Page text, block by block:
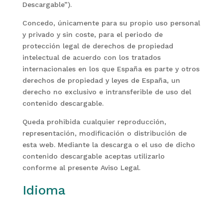
Descargable”).
Concedo, únicamente para su propio uso personal
y privado y sin coste, para el periodo de
protección legal de derechos de propiedad
intelectual de acuerdo con los tratados
internacionales en los que España es parte y otros
derechos de propiedad y leyes de España, un
derecho no exclusivo e intransferible de uso del
contenido descargable.
Queda prohibida cualquier reproducción,
representación, modificación o distribución de
esta web. Mediante la descarga o el uso de dicho
contenido descargable aceptas utilizarlo
conforme al presente Aviso Legal.
Idioma